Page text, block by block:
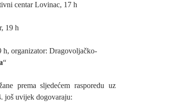
centar Lovinac, 17 h
19 h
h, organizator: Dragovoljačko-
“
prema sljedećem rasporedu uz
još uvijek dogovaraju: